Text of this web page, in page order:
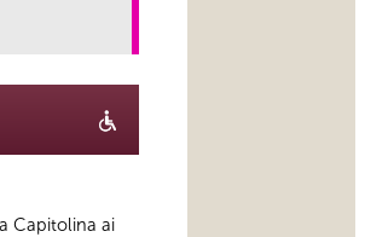
Capitolina ai